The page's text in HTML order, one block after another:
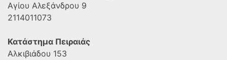
Αγίου Αλεξάνδρου 9
2114011073
Κατάστημα Πειραιάς
Αλκιβιάδου 153